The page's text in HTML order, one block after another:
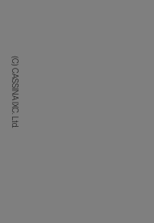
(C) CASSINA IXC. Ltd.